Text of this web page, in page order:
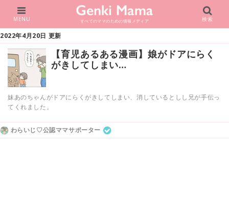
すべてのママのための情報メディア
MENU 検索
2022年4月20日 更新
【育児あるある漫画】娘がドアにらく
がきしてしまい…
妹あのちゃんがドアにらくがきしてしまい、消しているとしし兄が手伝っ
てくれました。
わらいじ♡公認ママサポーター